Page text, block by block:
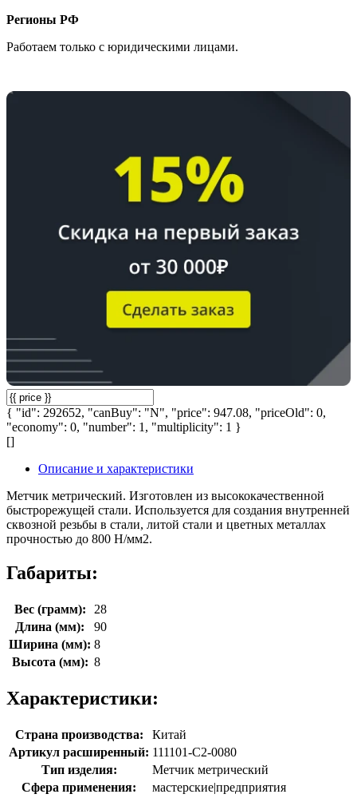
Регионы РФ
Работаем только с юридическими лицами.
{ "id": 292652, "canBuy": "N", "price": 947.08, "priceOld": 0,
"economy": 0, "number": 1, "multiplicity": 1 }
[]
Описание и характеристики
Метчик метрический. Изготовлен из высококачественной
быстрорежущей стали. Используется для создания внутренней
сквозной резьбы в стали, литой стали и цветных металлах
прочностью до 800 Н/мм2.
Габариты:
Вес (грамм):
28
Длина (мм):
90
Ширина (мм): 8
Высота (мм): 8
Характеристики:
Страна производства:
Китай
Артикул расширенный: 111101-C2-0080
Тип изделия:
Метчик метрический
Сфера применения:
мастерские|предприятия